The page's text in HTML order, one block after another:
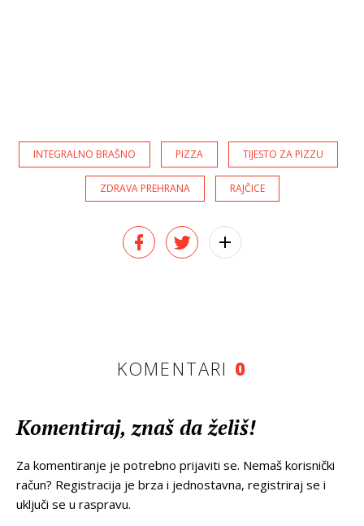
INTEGRALNO BRAŠNO PIZZA TIJESTO ZA PIZZU
ZDRAVA PREHRANA RAJČICE
KOMENTARI 0
Komentiraj, znaš da želiš!
Za komentiranje je potrebno prijaviti se. Nemaš korisnički
račun? Registracija je brza i jednostavna, registriraj se i
uključi se u raspravu.